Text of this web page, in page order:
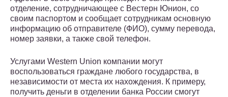
отделение, сотрудничающее с Вестерн Юнион, со
своим паспортом и сообщает сотрудникам основную
информацию об отправителе (ФИО), сумму перевода,
номер заявки, а также свой телефон.
Услугами Western Union компании могут
воспользоваться граждане любого государства, в
независимости от места их нахождения. К примеру,
получить деньги в отделении банка России смогут